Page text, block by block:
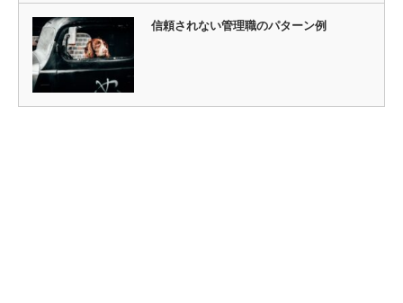
信頼されない管理職のパターン例